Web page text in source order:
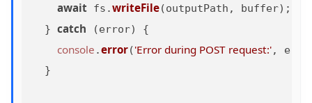
await fs.writeFile(outputPath, buffer);
  }
catch (error) {
console .error('Error during POST request:',
  }